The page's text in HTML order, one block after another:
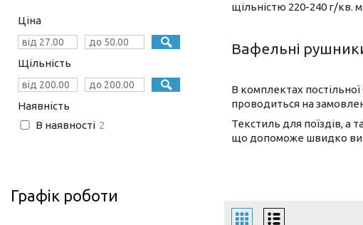
щільністю 220-240 г/кв.
Вафельні
В комплектах
проводиться на
Текстиль для поїздів, а
що допоможе швидко
Ціна
Щільність
Наявність
В наявності 2
Графік роботи